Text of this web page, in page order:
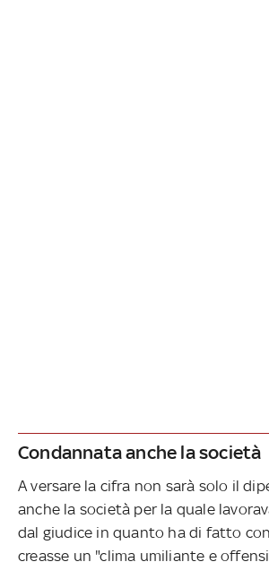
Condannata anche la società
A versare la cifra non sarà solo il
anche la società per la quale
dal giudice in quanto ha di fatto
creasse un "clima umiliante e